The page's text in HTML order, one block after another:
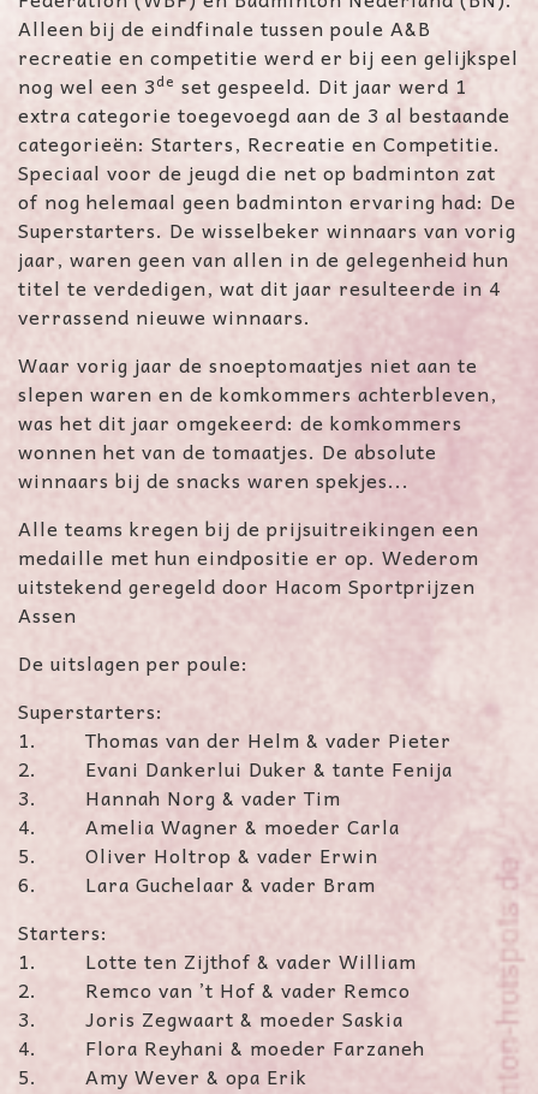
Alleen bij de eindfinale tussen poule A&B
recreatie en competitie werd er bij een gelijkspel
nog wel een 3de set gespeeld. Dit jaar werd 1
extra categorie toegevoegd aan de 3 al bestaande
categorieën: Starters, Recreatie en Competitie.
Speciaal voor de jeugd die net op badminton zat
of nog helemaal geen badminton ervaring had: De
Superstarters. De wisselbeker winnaars van vorig
jaar, waren geen van allen in de gelegenheid hun
titel te verdedigen, wat dit jaar resulteerde in 4
verrassend nieuwe winnaars.
Waar vorig jaar de snoeptomaatjes niet aan te
slepen waren en de komkommers achterbleven,
was het dit jaar omgekeerd: de komkommers
wonnen het van de tomaatjes. De absolute
winnaars bij de snacks waren spekjes...
Alle teams kregen bij de prijsuitreikingen een
medaille met hun eindpositie er op. Wederom
uitstekend geregeld door Hacom Sportprijzen
Assen
De uitslagen per poule:
Superstarters:
1. Thomas van der Helm & vader Pieter
2. Evani Dankerlui Duker & tante Fenija
3. Hannah Norg & vader Tim
4. Amelia Wagner & moeder Carla
5. Oliver Holtrop & vader Erwin
6. Lara Guchelaar & vader Bram
Starters:
1. Lotte ten Zijthof & vader William
2. Remco van ’t Hof & vader Remco
3. Joris Zegwaart & moeder Saskia
4. Flora Reyhani & moeder Farzaneh
5. Amy Wever & opa Erik